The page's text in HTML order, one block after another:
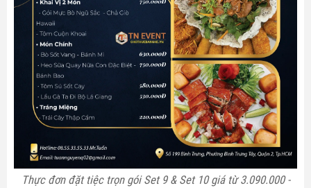
Thực đơn đặt tiệc trọn gói Set 9 & Set 10 giá từ 3.090.000 -